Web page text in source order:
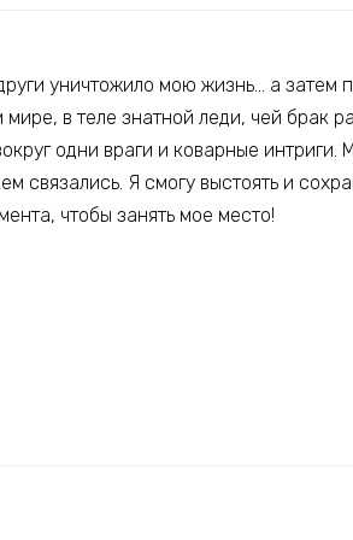
уничтожило мою жизнь… а затем
в теле знатной леди, чей брак
одни враги и коварные
связались. Я смогу выстоять и
чтобы занять мое место!